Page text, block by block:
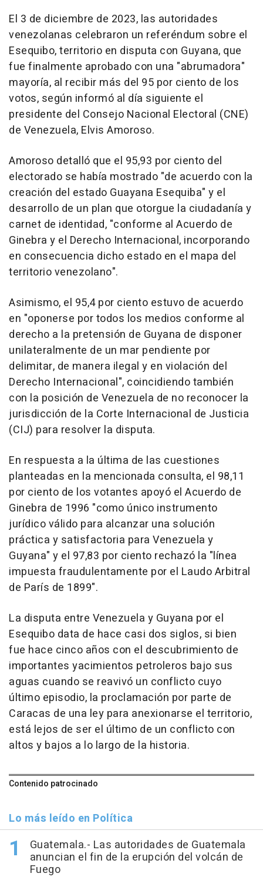
El 3 de diciembre de 2023, las autoridades
venezolanas celebraron un referéndum sobre el
Esequibo, territorio en disputa con Guyana, que
fue finalmente aprobado con una "abrumadora"
mayoría, al recibir más del 95 por ciento de los
votos, según informó al día siguiente el
presidente del Consejo Nacional Electoral (CNE)
de Venezuela, Elvis Amoroso.
Amoroso detalló que el 95,93 por ciento del
electorado se había mostrado "de acuerdo con la
creación del estado Guayana Esequiba" y el
desarrollo de un plan que otorgue la ciudadanía y
carnet de identidad, "conforme al Acuerdo de
Ginebra y el Derecho Internacional, incorporando
en consecuencia dicho estado en el mapa del
territorio venezolano".
Asimismo, el 95,4 por ciento estuvo de acuerdo
en "oponerse por todos los medios conforme al
derecho a la pretensión de Guyana de disponer
unilateralmente de un mar pendiente por
delimitar, de manera ilegal y en violación del
Derecho Internacional", coincidiendo también
con la posición de Venezuela de no reconocer la
jurisdicción de la Corte Internacional de Justicia
(CIJ) para resolver la disputa.
En respuesta a la última de las cuestiones
planteadas en la mencionada consulta, el 98,11
por ciento de los votantes apoyó el Acuerdo de
Ginebra de 1996 "como único instrumento
jurídico válido para alcanzar una solución
práctica y satisfactoria para Venezuela y
Guyana" y el 97,83 por ciento rechazó la "línea
impuesta fraudulentamente por el Laudo Arbitral
de París de 1899".
La disputa entre Venezuela y Guyana por el
Esequibo data de hace casi dos siglos, si bien
fue hace cinco años con el descubrimiento de
importantes yacimientos petroleros bajo sus
aguas cuando se reavivó un conflicto cuyo
último episodio, la proclamación por parte de
Caracas de una ley para anexionarse el territorio,
está lejos de ser el último de un conflicto con
altos y bajos a lo largo de la historia.
Contenido patrocinado
Lo más leído en Política
Guatemala.- Las autoridades de Guatemala
anuncian el fin de la erupción del volcán de
Fuego